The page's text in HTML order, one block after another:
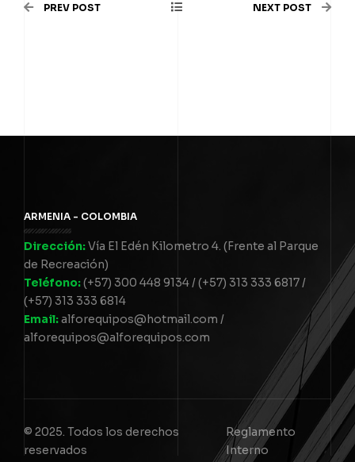
PREV POST NEXT POST
ARMENIA - COLOMBIA
Dirección:Vía El Edén Kilometro 4. (Frente al Parque
de Recreación)
Teléfono:(+57) 300 448 9134 / (+57) 313 333 6817 /
(+57) 313 333 6814
Email:alforequipos@hotmail.com /
alforequipos@alforequipos.com
© 2025. Todos los derechos
reservados
Reglamento
Interno